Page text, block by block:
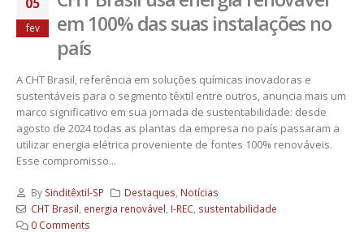
fev
em 100% das suas instalações no
país
A CHT Brasil, referência em soluções químicas inovadoras e
sustentáveis para o segmento têxtil entre outros, anuncia mais um
marco significativo em sua jornada de sustentabilidade: desde
agosto de 2024 todas as plantas da empresa no país passaram a
utilizar energia elétrica proveniente de fontes 100% renováveis.
Esse compromisso...
By Sinditêxtil-SP Destaques Notícias
CHT Brasil energia renovável I-REC, sustentabilidade
0 Comments